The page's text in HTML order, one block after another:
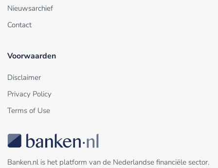
Nieuwsarchief
Contact
Voorwaarden
Disclaimer
Privacy Policy
Terms of Use
Banken.nl is het platform van de Nederlandse financiële sector.